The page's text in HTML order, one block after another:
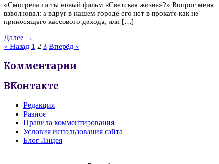
«Смотрела ли ты новый фильм «Светская жизнь»?» Вопрос меня
взволновал: а вдруг в нашем городе его нет в прокате как не
приносящего кассового дохода, или […]
Далее →
« Назад 1 2 3 Вперёд »
Комментарии
ВКонтакте
Редакция
Разное
Правила комментирования
Условия использования сайта
Блог Лицея